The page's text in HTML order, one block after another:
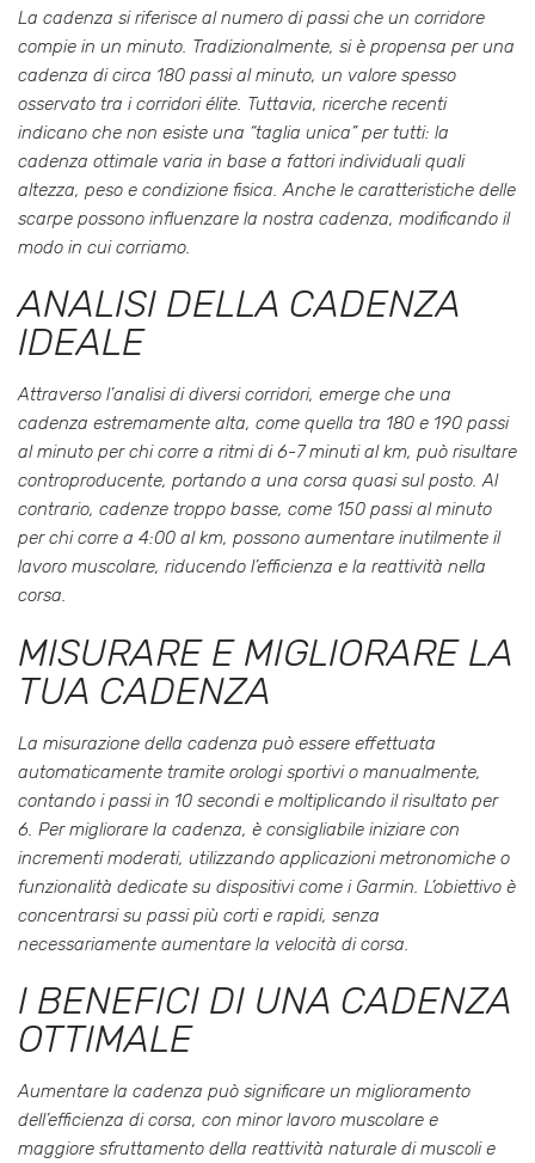
La cadenza si riferisce al numero di passi che un corridore
compie in un minuto. Tradizionalmente, si è propensa per una
cadenza di circa 180 passi al minuto, un valore spesso
osservato tra i corridori élite. Tuttavia, ricerche recenti
indicano che non esiste una “taglia unica” per tutti: la
cadenza ottimale varia in base a fattori individuali quali
altezza, peso e condizione fisica. Anche le caratteristiche delle
scarpe possono influenzare la nostra cadenza, modificando il
modo in cui corriamo.
ANALISI DELLA CADENZA
IDEALE
Attraverso l’analisi di diversi corridori, emerge che una
cadenza estremamente alta, come quella tra 180 e 190 passi
al minuto per chi corre a ritmi di 6-7 minuti al km, può risultare
controproducente, portando a una corsa quasi sul posto. Al
contrario, cadenze troppo basse, come 150 passi al minuto
per chi corre a 4:00 al km, possono aumentare inutilmente il
lavoro muscolare, riducendo l’efficienza e la reattività nella
corsa.
MISURARE E MIGLIORARE LA
TUA CADENZA
La misurazione della cadenza può essere effettuata
automaticamente tramite orologi sportivi o manualmente,
contando i passi in 10 secondi e moltiplicando il risultato per
6. Per migliorare la cadenza, è consigliabile iniziare con
incrementi moderati, utilizzando applicazioni metronomiche o
funzionalità dedicate su dispositivi come i Garmin. L’obiettivo è
concentrarsi su passi più corti e rapidi, senza
necessariamente aumentare la velocità di corsa.
I BENEFICI DI UNA CADENZA
OTTIMALE
Aumentare la cadenza può significare un miglioramento
dell’efficienza di corsa, con minor lavoro muscolare e
maggiore sfruttamento della reattività naturale di muscoli e